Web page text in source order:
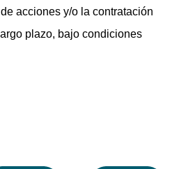
acciones y/o la contratación
plazo, bajo condiciones